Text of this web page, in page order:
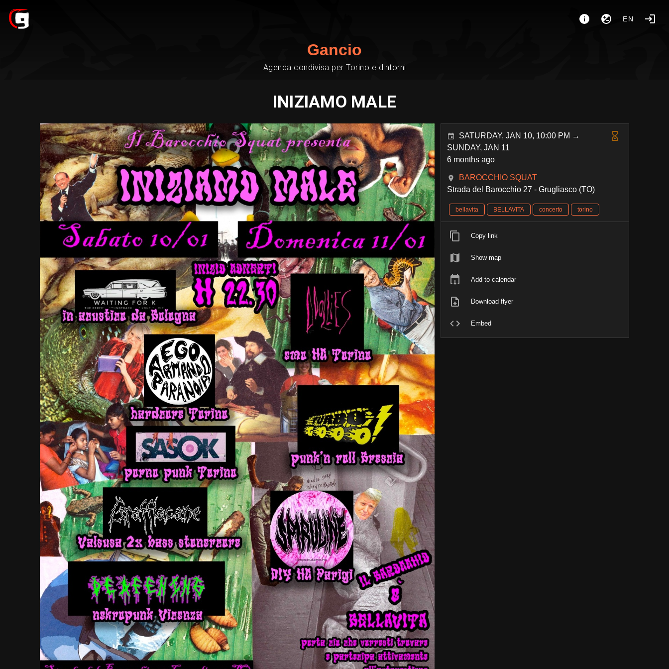
EN
Gancio
Agenda condivisa per Torino e dintorni
INIZIAMO MALE
SATURDAY, JAN 10, 10:00 PM →
SUNDAY, JAN 11
6 months ago
BAROCCHIO SQUAT
Strada del Barocchio 27 - Grugliasco (TO)
bellavita BELLAVITA concerto torino
Copy link
Show map
Add to calendar
Download flyer
Embed